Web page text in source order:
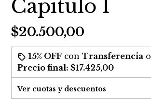
Capitulo I
$20.500,00
15% OFFcon Transferenciao
Precio final: $17.425,00
Ver cuotas y descuentos